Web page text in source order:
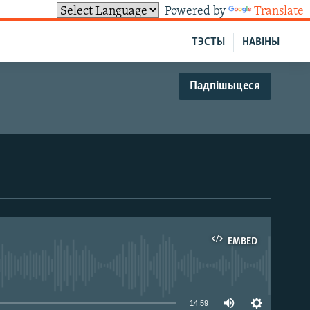
Powered by Translate
НАВІНЫ
ТЭСТЫ
Падпішыцеся
EMBED
14:59